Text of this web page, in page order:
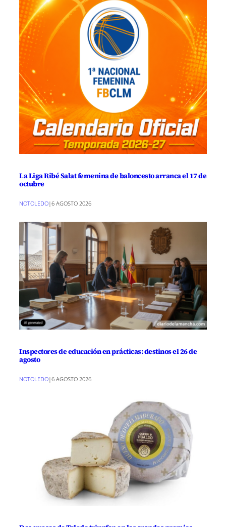
La Liga Ribé Salat femenina de baloncesto arranca el 17 de
octubre
NOTOLEDO|6 AGOSTO 2026
Inspectores de educación en prácticas: destinos el 26 de
agosto
NOTOLEDO|6 AGOSTO 2026